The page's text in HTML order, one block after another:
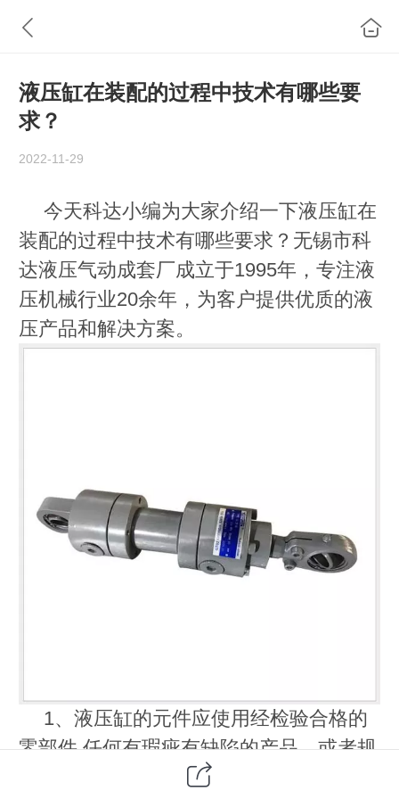
液压缸在装配的过程中技术有哪些要
求？
2022-11-29
今天科达小编为大家介绍一下液压缸在
装配的过程中技术有哪些要求？ 无锡市科
达液压气动成套厂成立于1995年，专注液
压机械行业20余年，为客户提供优质的液
压产品和解决方案。
1、液压缸的元件应使用经检验合格的
零部件,任何有瑕疵有缺陷的产品，或者规
格不配的产品都不能滥竽充数安装在里